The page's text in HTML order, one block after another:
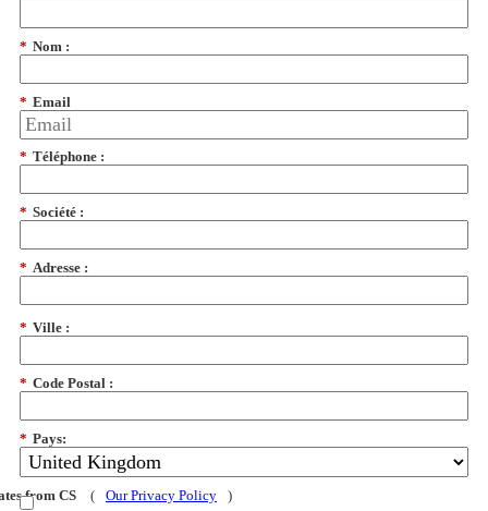
* Nom :
* Email
* Téléphone :
* Société :
* Adresse :
* Ville :
* Code Postal :
* Pays:
from CS ( Our Privacy Policy )